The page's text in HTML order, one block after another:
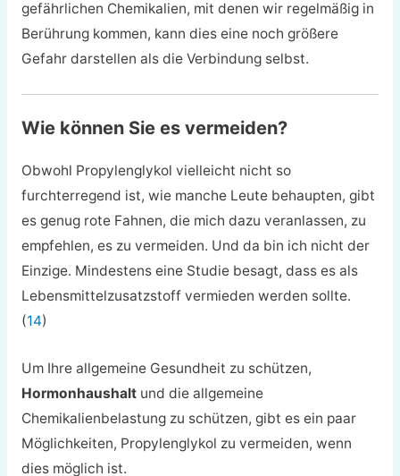
gefährlichen Chemikalien, mit denen wir regelmäßig in
Berührung kommen, kann dies eine noch größere
Gefahr darstellen als die Verbindung selbst.
Wie können Sie es vermeiden?
Obwohl Propylenglykol vielleicht nicht so
furchterregend ist, wie manche Leute behaupten, gibt
es genug rote Fahnen, die mich dazu veranlassen, zu
empfehlen, es zu vermeiden. Und da bin ich nicht der
Einzige. Mindestens eine Studie besagt, dass es als
Lebensmittelzusatzstoff vermieden werden sollte.
(14)
Um Ihre allgemeine Gesundheit zu schützen,
Hormonhaushaltund die allgemeine
Chemikalienbelastung zu schützen, gibt es ein paar
Möglichkeiten, Propylenglykol zu vermeiden, wenn
dies möglich ist.